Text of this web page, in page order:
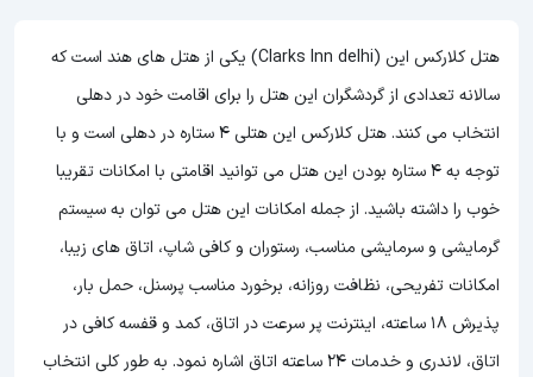
هتل کلارکس این (Clarks Inn delhi) یکی از هتل های هند است که
سالانه تعدادی از گردشگران این هتل را برای اقامت خود در دهلی
انتخاب می کنند. هتل کلارکس این هتلی 4 ستاره در دهلی است و با
توجه به 4 ستاره بودن این هتل
می توانید اقامتی با امکانات تقریبا
خوب را داشته باشید. از جمله امکانات این هتل می توان به سیستم
گرمایشی و سرمایشی مناسب، رستوران و کافی شاپ، اتاق های زیبا،
امکانات تفریحی، نظافت روزانه، برخورد مناسب پرسنل، حمل بار،
پذیرش 18 ساعته، اینترنت پر سرعت در اتاق، کمد و قفسه کافی در
اتاق، لاندری و خدمات 24 ساعته اتاق اشاره نمود. به طور کلی انتخاب